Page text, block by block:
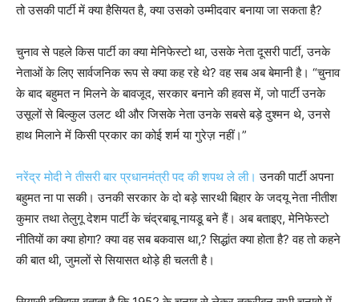
तो उसकी पार्टी में क्या हैसियत है, क्या उसको उम्मीदवार बनाया जा सकता है?
चुनाव से पहले किस पार्टी का क्या मेनिफेस्टो था, उसके नेता दूसरी पार्टी, उनके
नेताओं के लिए सार्वजनिक रूप से क्या कह रहे थे? वह सब अब बेमानी है। “चुनाव
के बाद बहुमत न मिलने के बावजूद, सरकार बनाने की हवस में, जो पार्टी उनके
उसूलों से बिल्कुल उलट थी और जिसके नेता उनके सबसे बड़े दुश्मन थे, उनसे
हाथ मिलाने में किसी प्रकार का कोई शर्म या गुरेज़ नहीं।”
नरेंद्र मोदी ने तीसरी बार प्रधानमंत्री पद की शपथ ले ली। उनकी पार्टी अपना
बहुमत ना पा सकी। उनकी सरकार के दो बड़े सारथी बिहार के जदयू नेता नीतीश
कुमार तथा तेलुगू देशम पार्टी के चंद्रबाबू नायडू बने हैं। अब बताइए, मेनिफेस्टो
नीतियों का क्या होगा? क्या वह सब बकवास था,? सिद्धांत क्या होता है? वह तो कहने
की बात थी, जुमलों से सियासत थोड़े ही चलती है।